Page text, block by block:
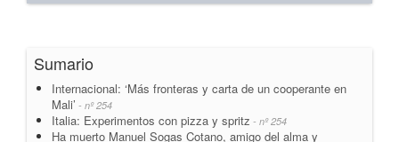
Sumario
Internacional: ‘Más fronteras y carta de un cooperante en
Mali’ - nº 254
Italia: Experimentos con pizza y spritz - nº 254
Ha muerto Manuel Sogas Cotano, amigo del alma y